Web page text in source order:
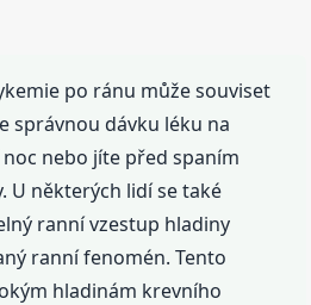
po ránu může souviset
správnou dávku léku na
nebo jíte před spaním
U některých lidí se také
ranní vzestup hladiny
ranní fenomén. Tento
hladinám krevního